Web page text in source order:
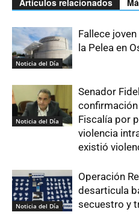
Artículos relacionados
Noticia del Día
Fallece
la Pelea en
Noticia del Día
Senador
Fiscalía por
violencia
existió
Noticia del Día
Operación
desarticula
secuestro y